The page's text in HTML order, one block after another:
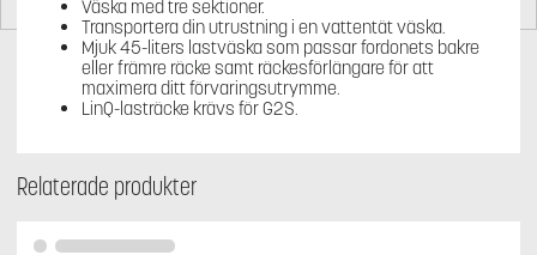
Väska med tre sektioner.
Transportera din utrustning i en vattentät väska.
Mjuk 45-liters lastväska som passar fordonets bakre
eller främre räcke samt räckesförlängare för att
maximera ditt förvaringsutrymme.
LinQ-lasträcke krävs för G2S.
Relaterade produkter